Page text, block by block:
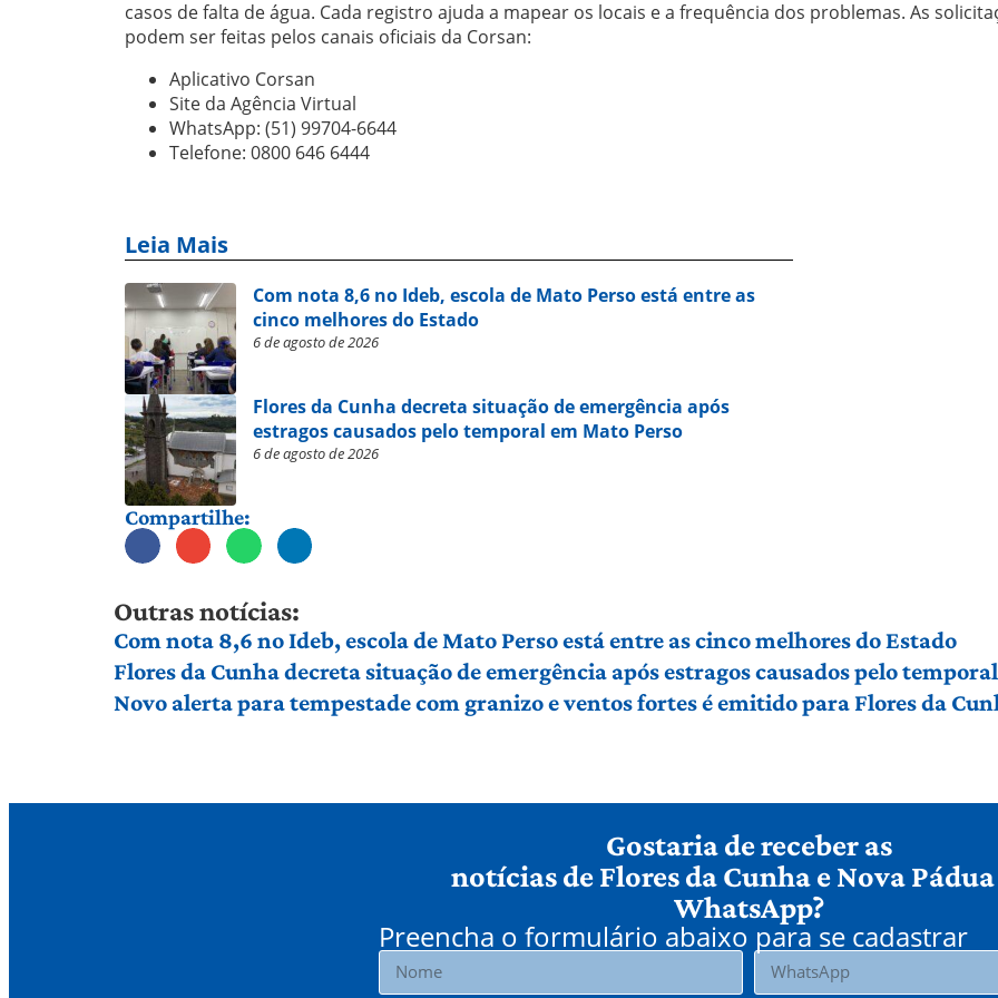
casos de falta de água. Cada registro ajuda a mapear os locais e a frequência dos problemas. As
podem ser feitas pelos canais oficiais da Corsan:
Aplicativo Corsan
Site da Agência Virtual
WhatsApp: (51) 99704-6644
Telefone: 0800 646 6444
Leia Mais
Com nota 8,6 no Ideb, escola de Mato Perso está entre as
cinco melhores do Estado
6 de agosto de 2026
Flores da Cunha decreta situação de emergência após
estragos causados pelo temporal em Mato Perso
6 de agosto de 2026
Compartilhe:
Outras notícias:
Com nota 8,6 no Ideb, escola de Mato Perso está entre as cinco melhores do Estado
Flores da Cunha decreta situação de emergência após estragos causados pelo
Novo alerta para tempestade com granizo e ventos fortes é emitido para Flores da
Gostaria de receber as
notícias de Flores da Cunha e Nova
WhatsApp?
Preencha o formulário abaixo para se cadastrar